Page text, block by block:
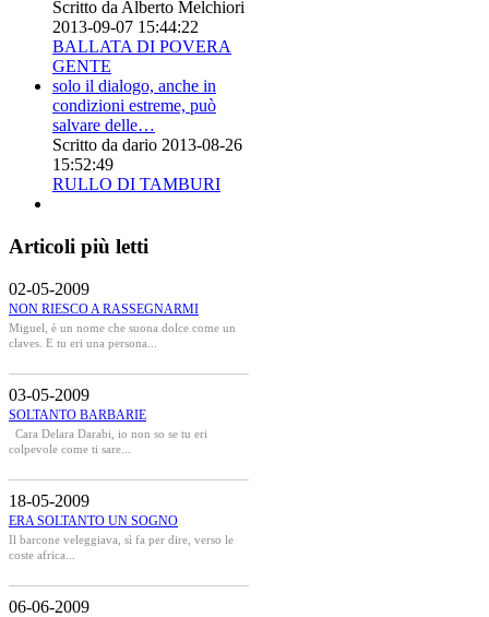
Scritto da Alberto Melchiori
2013-09-07 15:44:22
BALLATA DI POVERA
GENTE
solo il dialogo, anche in
condizioni estreme, può
salvare delle…
Scritto da dario 2013-08-26
15:52:49
RULLO DI TAMBURI
Articoli più letti
02-05-2009
NON RIESCO A RASSEGNARMI
Miguel, è un nome che suona dolce come un
claves. E tu eri una persona...
03-05-2009
SOLTANTO BARBARIE
Cara Delara Darabi, io non so se tu eri
colpevole come ti sare...
18-05-2009
ERA SOLTANTO UN SOGNO
Il barcone veleggiava, sì fa per dire, verso le
coste africa...
06-06-2009